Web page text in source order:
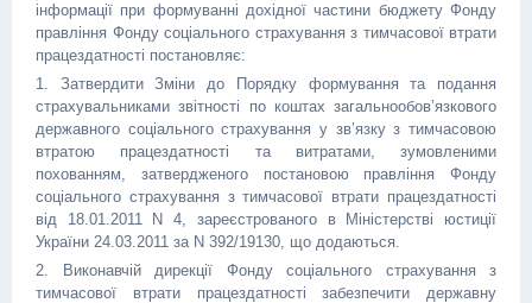
інформації при формуванні дохідної частини бюджету Фонду
правління Фонду соціального страхування з тимчасової втрати
працездатності постановляє:
1. Затвердити Зміни до Порядку формування та подання
страхувальниками звітності по коштах загальнообов’язкового
державного соціального страхування у зв’язку з тимчасовою
втратою працездатності та витратами, зумовленими
похованням, затвердженого постановою правління Фонду
соціального страхування з тимчасової втрати працездатності
від 18.01.2011 N 4, зареєстрованого в Міністерстві юстиції
України 24.03.2011 за N 392/19130, що додаються.
2. Виконавчій дирекції Фонду соціального страхування з
тимчасової втрати працездатності забезпечити державну